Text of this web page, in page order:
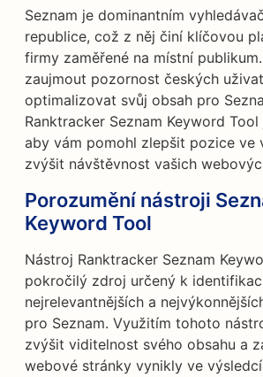
Seznam je dominantním
republice, což z něj činí klíčovou
firmy zaměřené na místní
zaujmout pozornost českých
optimalizovat svůj obsah pro
Ranktracker Seznam Keyword
aby vám pomohl zlepšit pozice ve
zvýšit návštěvnost vašich
Porozumění nástroji
Keyword Tool
Nástroj Ranktracker Seznam
pokročilý zdroj určený k
nejrelevantnějších a
pro Seznam. Využitím tohoto
zvýšit viditelnost svého obsahu a
webové stránky vynikly ve